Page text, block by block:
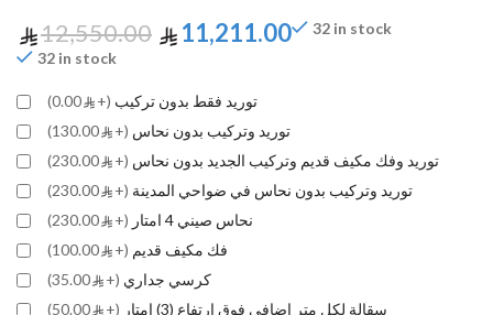
12,550.00 11,211.00
32 in stock
32 in stock
توريد فقط بدون تركيب (+
0.00)
توريد وتركيب بدون نحاس (+
130.00)
توريد وفك مكيف قديم وتركيب الجديد بدون نحاس (+
230.00)
توريد وتركيب بدون نحاس في ضواحي المدينة (+
230.00)
نحاس صيني 4 امتار
(+
230.00)
فك مكيف قديم (+
100.00)
كرسي جداري (+
35.00)
سقالة لكل متر اضافي فوق ارتفاع (3) امتار
(+
50.00)